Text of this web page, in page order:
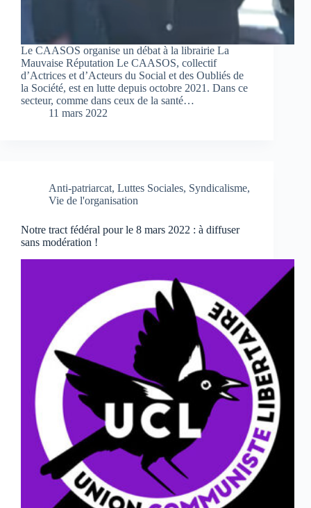
Le CAASOS organise un débat à la librairie La
Mauvaise Réputation Le CAASOS, collectif
d’Actrices et d’Acteurs du Social et des Oubliés de
la Société, est en lutte depuis octobre 2021. Dans ce
secteur, comme dans ceux de la santé…
11 mars 2022
Anti-patriarcat, Luttes Sociales, Syndicalisme,
Vie de l'organisation
Notre tract fédéral pour le 8 mars 2022 : à diffuser
sans modération !